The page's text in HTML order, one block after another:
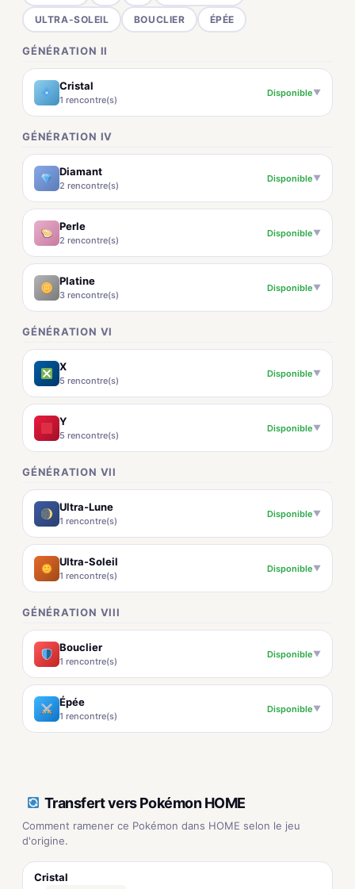
ULTRA-SOLEIL BOUCLIER ÉPÉE
GÉNÉRATION II
Cristal
1 rencontre(s)
Disponible▼
GÉNÉRATION IV
Diamant
2 rencontre(s)
Disponible▼
Perle
2 rencontre(s)
Disponible▼
Platine
3 rencontre(s)
Disponible▼
GÉNÉRATION VI
X
5 rencontre(s)
Disponible▼
Y
5 rencontre(s)
Disponible▼
GÉNÉRATION VII
Ultra-Lune
1 rencontre(s)
Disponible▼
Ultra-Soleil
1 rencontre(s)
Disponible▼
GÉNÉRATION VIII
Bouclier
1 rencontre(s)
Disponible▼
Épée
1 rencontre(s)
Disponible▼
Transfert vers Pokémon HOME
Comment ramener ce Pokémon dans HOME selon le jeu
d'origine.
Cristal